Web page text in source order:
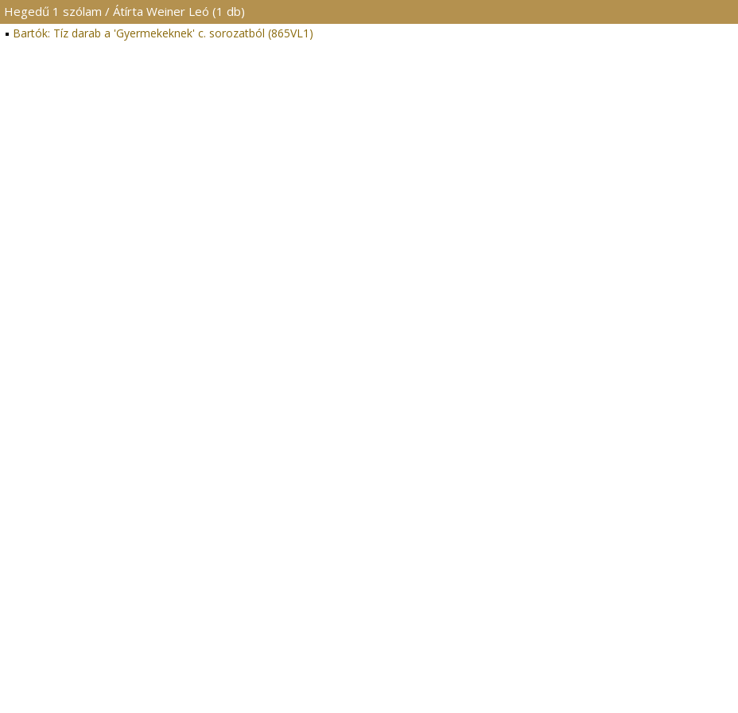
Hegedű 1 szólam / Átírta Weiner Leó (1 db)
Bartók: Tíz darab a 'Gyermekeknek' c. sorozatból (865VL1)